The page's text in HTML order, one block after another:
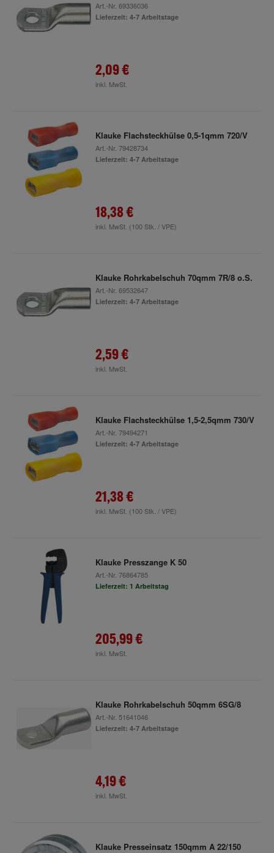
Art.-Nr. 69336036
Lieferzeit: 4-7 Arbeitstage
2,09 €
inkl. MwSt.
Klauke Flachsteckhülse 0,5-1qmm 720/V
Art.-Nr. 79428734
Lieferzeit: 4-7 Arbeitstage
18,38 €
inkl. MwSt. (100 Stk. / VPE)
Klauke Rohrkabelschuh 70qmm 7R/8 o.S.
Art.-Nr. 69532647
Lieferzeit: 4-7 Arbeitstage
2,59 €
inkl. MwSt.
Klauke Flachsteckhülse 1,5-2,5qmm 730/V
Art.-Nr. 79494271
Lieferzeit: 4-7 Arbeitstage
21,38 €
inkl. MwSt. (100 Stk. / VPE)
Klauke Presszange K 50
Art.-Nr. 76864785
Lieferzeit: 1 Arbeitstag
205,99 €
inkl. MwSt.
Klauke Rohrkabelschuh 50qmm 6SG/8
Art.-Nr. 51641046
Lieferzeit: 4-7 Arbeitstage
4,19 €
inkl. MwSt.
Klauke Presseinsatz 150qmm A 22/150